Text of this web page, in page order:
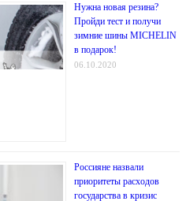
Нужна новая резина?
Пройди тест и получи
зимние шины MICHELIN
в подарок!
06.10.2020
Россияне назвали
приоритеты расходов
государства в кризис